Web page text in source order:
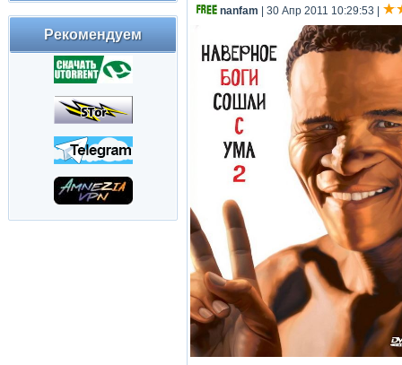
Рекомендуем
nanfam | 30 Апр 2011 10:29:53